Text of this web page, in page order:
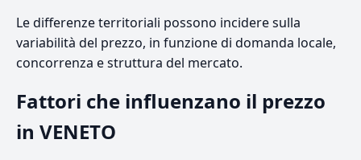
Le differenze territoriali possono incidere sulla
variabilità del prezzo, in funzione di domanda locale,
concorrenza e struttura del mercato.
Fattori che influenzano il prezzo
in VENETO